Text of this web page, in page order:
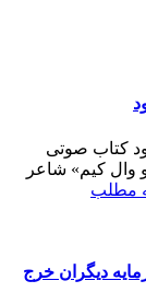
کتاب صوتی
وال کیم» شاعر
مطلب
دیگران خرج